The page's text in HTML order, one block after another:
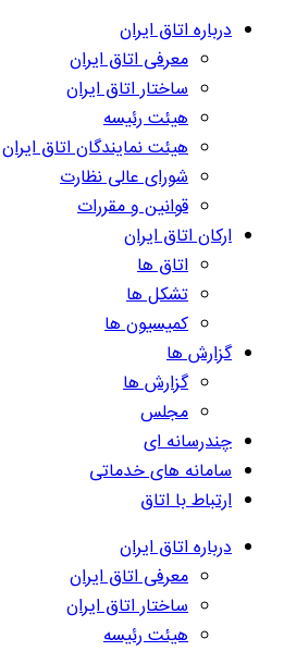
درباره اتاق ایران
معرفی اتاق ایران
ساختار اتاق ایران
هیئت رئیسه
هیئت نمایندگان اتاق ایران
شورای عالی نظارت
قوانین و مقررات
ارکان اتاق ایران
اتاق ها
تشکل ها
کمیسیون ها
گزارش ها
گزارش ها
مجلس
چندرسانه ای
سامانه های خدماتی
ارتباط با اتاق
درباره اتاق ایران
معرفی اتاق ایران
ساختار اتاق ایران
هیئت رئیسه